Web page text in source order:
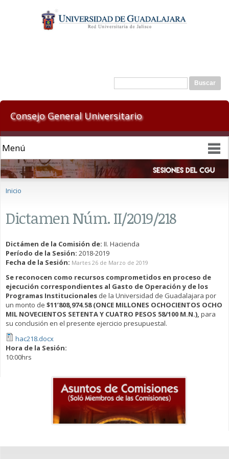
contenido
principal
Formulario de búsqueda
Buscar
Consejo General Universitario
Inicio
Dictamen Núm. II/2019/218
Dictámen de la Comisión de: II. Hacienda
Período de la Sesión: 2018-2019
Fecha de la Sesión: Martes 26 de Marzo de 2019
Se reconocen como recursos comprometidos en proceso de
ejecución correspondientes al Gasto de Operación y de los
Programas Institucionales de la Universidad de Guadalajara por
un monto de $11’808,974.58(ONCE MILLONES OCHOCIENTOS OCHO
MIL NOVECIENTOS SETENTA Y CUATRO PESOS 58/100 M.N.), para
su conclusión en el presente ejercicio presupuestal.
hac218.docx
Hora de la Sesión:
10:00hrs